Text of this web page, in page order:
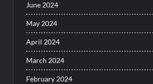
June 2024
May 2024
April 2024
March 2024
February 2024